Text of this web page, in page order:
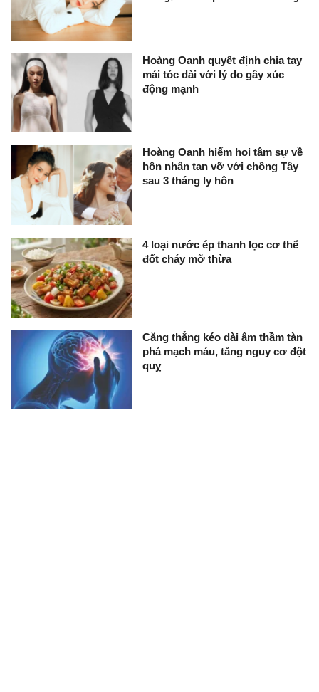
Hoàng Oanh quyết định chia tay
mái tóc dài với lý do gây xúc
động mạnh
Hoàng Oanh hiếm hoi tâm sự về
hôn nhân tan vỡ với chồng Tây
sau 3 tháng ly hôn
4 loại nước ép thanh lọc cơ thể
đốt cháy mỡ thừa
Căng thẳng kéo dài âm thầm tàn
phá mạch máu, tăng nguy cơ đột
quỵ